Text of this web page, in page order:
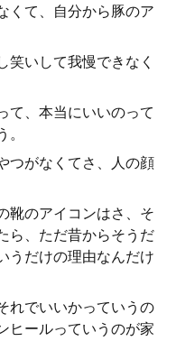
くて、自分から豚のア
笑いして我慢できなく
て、本当にいいのって
つがなくてさ、人の顔
靴のアイコンはさ、そ
ら、ただ昔からそうだ
うだけの理由なんだけ
れでいいかっていうの
ヒールっていうのが家